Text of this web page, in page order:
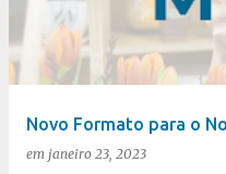
a
g
Novo Formato para o
em janeiro 23, 2023